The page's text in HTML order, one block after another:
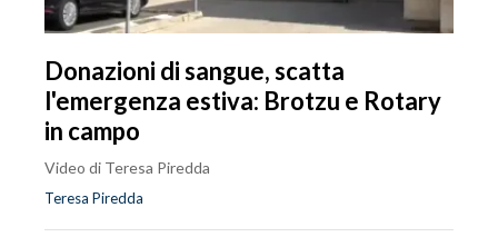
Donazioni di sangue, scatta
l'emergenza estiva: Brotzu e Rotary
in campo
Video di Teresa Piredda
Teresa Piredda